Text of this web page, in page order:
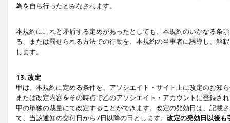
為を自ら行ったとみなされます。
本規約にこれと矛盾する定めがあったとしても、本規約のいかなる条
る、または罰せられる方法での行動を、本規約の当事者に誘導し、解
します。
13. 改定
甲は、本規約に定める条件を、アソシエイト・サイト上に改定のお知
または改定内容をその時点で乙のアソシエイト・アカウントに登録さ
甲の単独の裁量にて改定することができます。改定の発効日は、記載
て、当該通知の交付日から7日以降の日とします。 改定の発効日以後も